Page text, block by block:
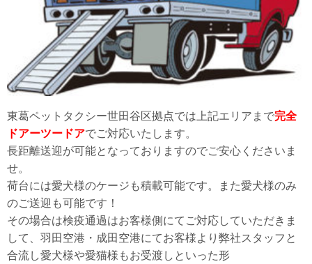
東葛ペットタクシー世田谷区拠点では上記エリアまで完全
ドアーツードアでご対応いたします。
長距離送迎が可能となっておりますのでご安心くださいま
せ。
荷台には愛犬様のケージも積載可能です。また愛犬様のみ
のご送迎も可能です！
その場合は検疫通過はお客様側にてご対応していただきま
して、羽田空港・成田空港にてお客様より弊社スタッフと
合流し愛犬様や愛猫様もお受渡しといった形